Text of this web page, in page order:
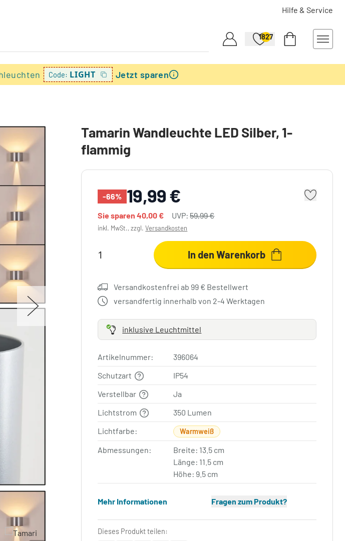
Hilfe & Service
1827
Code: LIGHT Jetzt sparen
Tamarin Wandleuchte LED Silber, 1-
flammig
-66% 19,99 €
Sie sparen40,00 € UVP:59,99 €
inkl. MwSt., zzgl.Versandkosten
In den Warenkorb
Versandkostenfrei ab 99 € Bestellwert
versandfertig innerhalb von 2-4 Werktagen
inklusive Leuchtmittel
Artikelnummer:
396064
Schutzart
IP54
Verstellbar
Ja
Lichtstrom
350 Lumen
Lichtfarbe:
Warmweiß
Abmessungen:
Breite: 13.5 cm
Länge: 11.5 cm
Höhe: 9.5 cm
Mehr Informationen Fragen zum Produkt?
Dieses Produkt teilen: